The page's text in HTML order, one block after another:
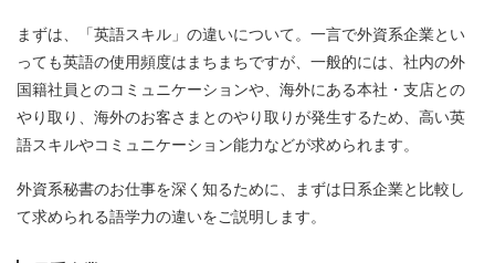
まずは、「英語スキル」の違いについて。一言で外資系企業とい
っても英語の使用頻度はまちまちですが、一般的には、社内の外
国籍社員とのコミュニケーションや、海外にある本社・支店との
やり取り、海外のお客さまとのやり取りが発生するため、高い英
語スキルやコミュニケーション能力などが求められます。
外資系秘書のお仕事を深く知るために、まずは日系企業と比較し
て求められる語学力の違いをご説明します。